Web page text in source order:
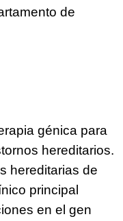
de
génica para
hereditarios.
hereditarias de
principal
en el gen